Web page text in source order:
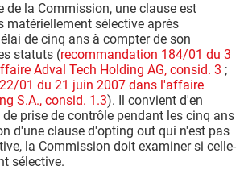
de la Commission, une clause est
matériellement sélective après
de cinq ans à compter de son
statuts (recommandation 184/01 du 3
Adval Tech Holding AG, consid. 3 ;
01 du 21 juin 2007 dans l'affaire
S.A., consid. 1.3). Il convient d'en
de prise de contrôle pendant les cinq ans
d'une clause d'opting out qui n'est pas
la Commission doit examiner si celle-
sélective.